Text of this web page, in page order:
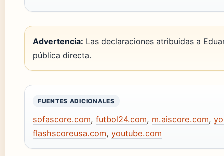
Advertencia: Las declaraciones atribuidas a
pública directa.
FUENTES ADICIONALES
sofascore.com, futbol24.com, m.aiscore.com,
flashscoreusa.com, youtube.com